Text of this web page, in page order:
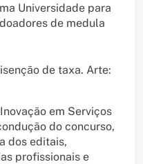
Universidade para
de medula
em Serviços
do concurso,
dos editais,
profissionais e